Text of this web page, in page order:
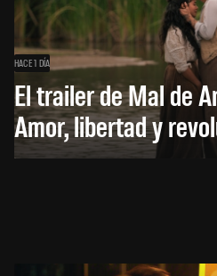
HACE 1 DÍA
El trailer de Mal de
Amor, libertad y